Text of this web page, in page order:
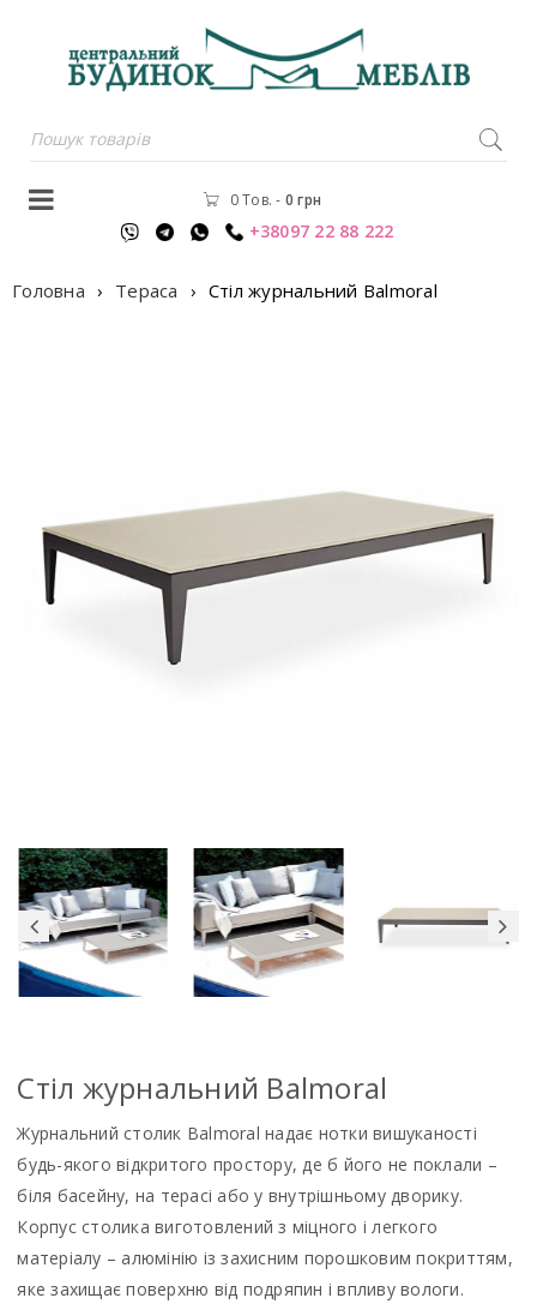
0 Тов. - 0грн
+38097 22 88 222
Головна › Тераса › Стiл журнальний Balmoral
Стiл журнальний Balmoral
Журнальний столик Balmoral надає нотки вишуканості
будь-якого відкритого простору, де б його не поклали –
біля басейну, на терасі або у внутрішньому дворику.
Корпус столика виготовлений з міцного і легкого
матеріалу – алюмінію із захисним порошковим покриттям,
яке захищає поверхню від подряпин і впливу вологи.